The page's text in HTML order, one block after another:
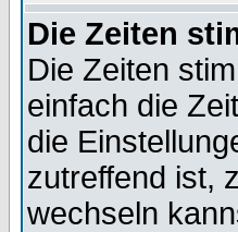
Die Zeiten
Die Zeiten
einfach die
die
zutreffend ist,
wechseln